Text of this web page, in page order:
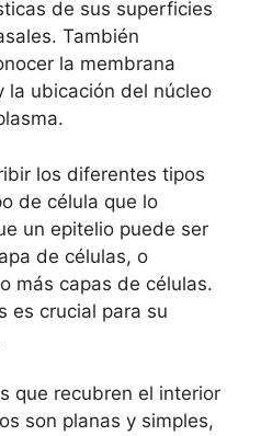
de sus superficies
También
la membrana
la ubicación del núcleo
los diferentes tipos
de célula que lo
un epitelio puede ser
de células, o
más capas de células.
es crucial para su
que recubren el interior
son planas y simples,